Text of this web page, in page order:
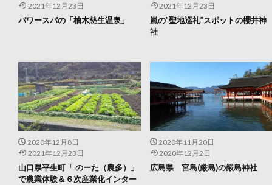
2021年12月23日
パワースパの「柚木慈生温泉」
2021年12月23日
嵐の”聖地巡礼”スポットの櫻井神
社
2020年12月8日
2021年12月23日
山口県平生町「 のーた（農多）」
で農業体験＆６次産業化インター
2020年11月20日
2020年12月2日
広島県 宮島(厳島)の嚴島神社